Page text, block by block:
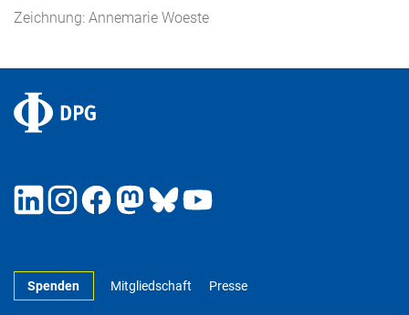
Zeichnung: Annemarie Woeste
Spenden Mitgliedschaft Presse